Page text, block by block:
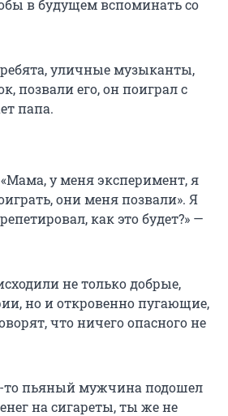
в будущем вспоминать со
уличные музыканты,
позвали его, он поиграл с
папа.
у меня эксперимент, я
они меня позвали». Я
как это будет?» —
не только добрые,
но и откровенно пугающие,
что ничего опасного не
то пьяный мужчина подошел
на сигареты, ты же не